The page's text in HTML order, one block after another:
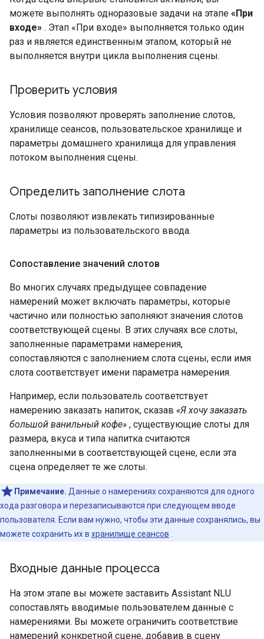
можете выполнять одноразовые задачи на этапе «При
входе» . Этап «При входе» выполняется только один
раз и является единственным этапом, который не
выполняется внутри цикла выполнения сцены.
Проверить условия
Условия позволяют проверять заполнение слотов,
хранилище сеансов, пользовательское хранилище и
параметры домашнего хранилища для управления
потоком выполнения сцены.
Определить заполнение слота
Слоты позволяют извлекать типизированные
параметры из пользовательского ввода.
Сопоставление значений слотов
Во многих случаях предыдущее совпадение
намерений может включать параметры, которые
частично или полностью заполняют значения слотов
соответствующей сцены. В этих случаях все слоты,
заполненные параметрами намерения,
сопоставляются с заполнением слота сцены, если имя
слота соответствует имени параметра намерения.
Например, если пользователь соответствует
намерению заказать напиток, сказав «Я хочу заказать
большой ванильный кофе» , существующие слоты для
размера, вкуса и типа напитка считаются
заполненными в соответствующей сцене, если эта
сцена определяет те же слоты.
Примечание. Данные о намерениях сохраняются для одного
хода разговора и перезаписываются при следующем вводе
пользователя. Если вам нужно, чтобы эти данные сохранялись, вы
можете сохранить их в хранилище сеансов
Входные данные процесса
На этом этапе вы можете заставить Assistant NLU
сопоставлять вводимые пользователем данные с
намерениями. Вы можете ограничить соответствие
намерений конкретной сцене, добавив в сцену